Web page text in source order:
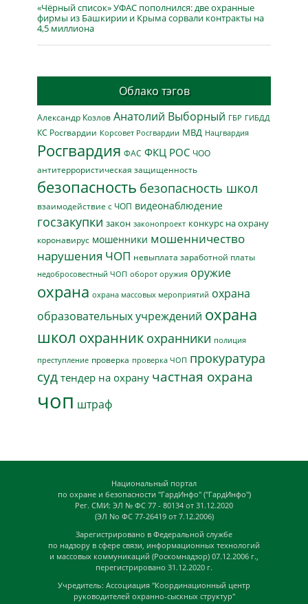
«Чёрный список» УФАС пополнился: две охранные
фирмы из Башкирии и Крыма сорвали контракты на
4,5 миллиона
Облако тэгов
Александр Козлов Анатолий Выборный ГБР ГИБДД
КС Росгвардии Корсовет Росгвардии МВД Нацгвардия
Росгвардия ФАС ФКЦ РОС ЧОО
антитеррористическая защищенность
безопасность безопасность школ
взаимодействие с ЧОП видеонаблюдение
госзакупки закон законопроект конкурс на охрану
коронавирус мошенники мошенничество
нарушения ЧОП невыплата заработной платы
недобросовестный ЧОП оборот оружия оружие
охрана охрана массовых мероприятий охрана
образовательных учреждений охрана
школ охранник охранники полиция
преступление проверка проверка ЧОП прокуратура
суд тендер на охрану частная охрана
чоп штраф
Национальный портал
по охране и безопасности "ГардИнфо" ("ГардИнфо")
Рег. СМИ: ЭЛ № ФС 77 - 80134 от 31.12.2020
(ЭЛ No ФС 77-26419 от 7.12.2006)
Зарегистрировано в Федеральной службе
по надзору в сфере связи, информационных технологий
и массовых коммуникаций (Роскомнадзор) 07.12.2006 г.,
перегистрировано 31.12.2020 г.
Учредитель: Ассоциация "Координационный центр
руководителей охранно-сыскных структур"